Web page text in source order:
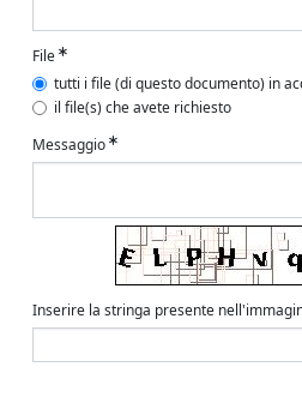
File
tutti i file (di questo documento) in
il file(s) che avete richiesto
Messaggio
Inserire la stringa presente